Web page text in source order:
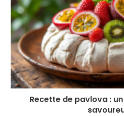
Recette de pavlova :